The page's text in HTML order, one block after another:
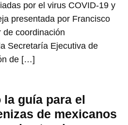
por el virus COVID-19 y
presentada por Francisco
de coordinación
Secretaría Ejecutiva de
de […]
la guía para el
de mexicanos